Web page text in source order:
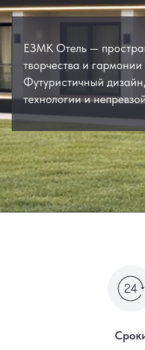
ЕЗМК Отель —
творчества и
Футуристичный
технологии и